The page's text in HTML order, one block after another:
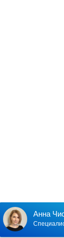
Анна